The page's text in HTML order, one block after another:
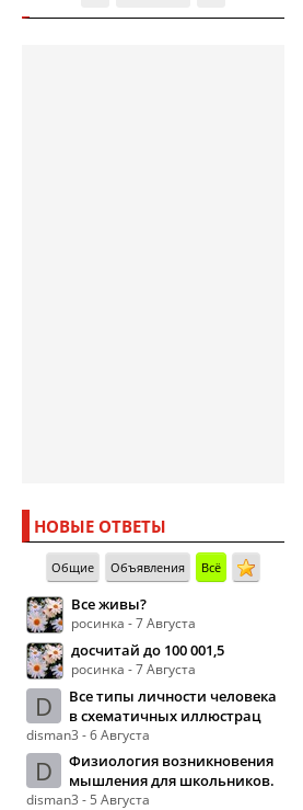
НОВЫЕ ОТВЕТЫ
Общие Объявления Всё
Все живы?
росинка - 7 Августа
досчитай до 100 001,5
росинка - 7 Августа
D
Все типы личности человека
в схематичных иллюстрац
disman3 - 6 Августа
D
Физиология возникновения
мышления для школьников.
disman3 - 5 Августа